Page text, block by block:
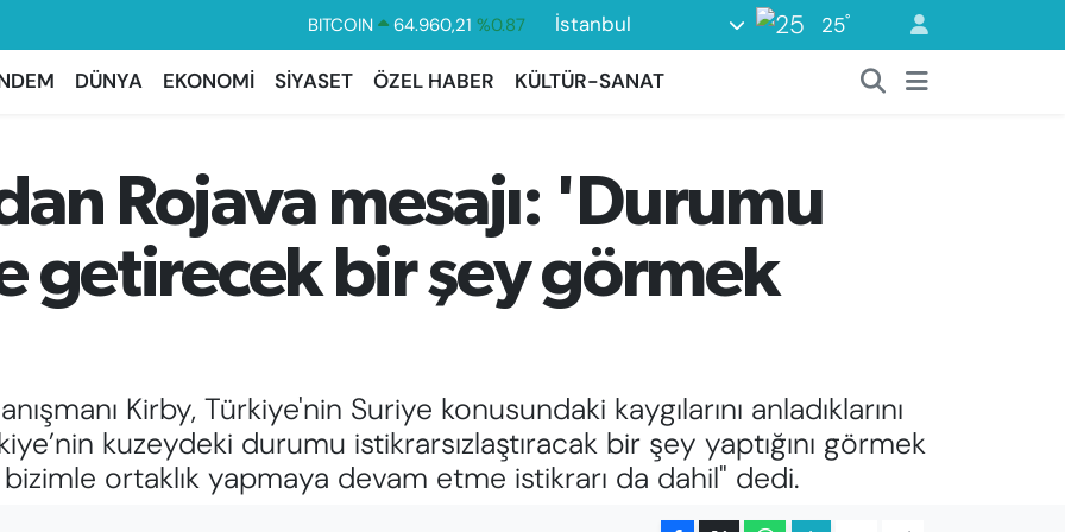
DOLAR
47,7436 %0.18
EURO
55,2510 %0.32
BİST100
13.779 %-14
İstanbul 25°
DÜNYA EKONOMİ SİYASET ÖZEL HABER KÜLTÜR-SANAT
Rojava mesajı: 'Durumu
getirecek bir şey görmek
Kirby, Türkiye'nin Suriye konusundaki kaygılarını anladıklarını
kuzeydeki durumu istikrarsızlaştıracak bir şey yaptığını görmek
ortaklık yapmaya devam etme istikrarı da dahil" dedi.